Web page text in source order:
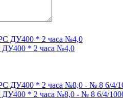
* 2 часа №4,0
* 2 часа №8,0 - № 8 6/4/